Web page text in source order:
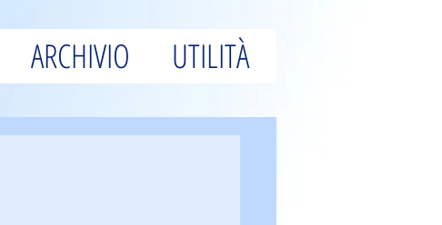
ARCHIVIO UTILITÀ